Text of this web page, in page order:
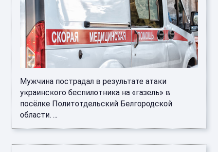
Мужчина пострадал в результате атаки
украинского беспилотника на «газель» в
посёлке Политотдельский Белгородской
области. ...